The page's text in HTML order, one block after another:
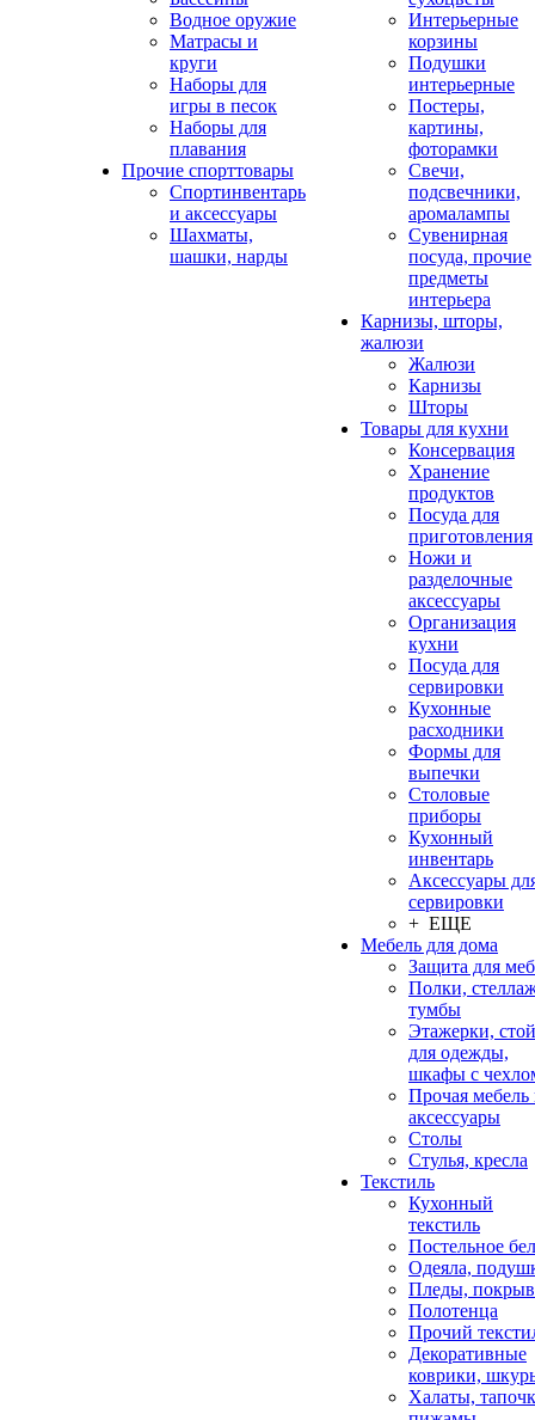
Водное оружие
Матрасы и
круги
Наборы для
игры в песок
Наборы для
плавания
Прочие спорттовары
Спортинвентарь
и аксессуары
Шахматы,
шашки, нарды
Интерьерные
корзины
Подушки
интерьерные
Постеры,
картины,
фоторамки
Свечи,
подсвечники,
аромалампы
Сувенирная
посуда, прочие
предметы
интерьера
Карнизы, шторы,
жалюзи
Жалюзи
Карнизы
Шторы
Товары для кухни
Консервация
Хранение
продуктов
Посуда для
приготовления
Ножи и
разделочные
аксессуары
Организация
кухни
Посуда для
сервировки
Кухонные
расходники
Формы для
выпечки
Столовые
приборы
Кухонный
инвентарь
Аксессуары
сервировки
+ ЕЩЕ
Мебель для дома
Защита для
Полки,
тумбы
Этажерки,
для одежды,
шкафы с
Прочая мебель
аксессуары
Столы
Стулья, кресла
Текстиль
Кухонный
текстиль
Постельное
Одеяла,
Пледы,
Полотенца
Прочий
Декоративные
коврики,
Халаты,